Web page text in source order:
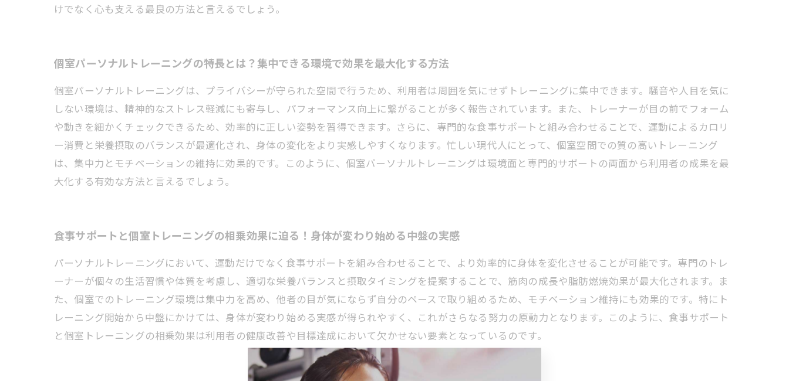
けでなく心も支える最良の方法と言えるでしょう。
個室パーソナルトレーニングの特長とは？集中できる環境で効果を最大化する方法
個室パーソナルトレーニングは、プライバシーが守られた空間で行うため、利用者は周囲を気にせずトレーニングに集中できます。騒音や人目を気に
しない環境は、精神的なストレス軽減にも寄与し、パフォーマンス向上に繋がることが多く報告されています。また、トレーナーが目の前でフォーム
や動きを細かくチェックできるため、効率的に正しい姿勢を習得できます。さらに、専門的な食事サポートと組み合わせることで、運動によるカロリ
ー消費と栄養摂取のバランスが最適化され、身体の変化をより実感しやすくなります。忙しい現代人にとって、個室空間での質の高いトレーニング
は、集中力とモチベーションの維持に効果的です。このように、個室パーソナルトレーニングは環境面と専門的サポートの両面から利用者の成果を最
大化する有効な方法と言えるでしょう。
食事サポートと個室トレーニングの相乗効果に迫る！身体が変わり始める中盤の実感
パーソナルトレーニングにおいて、運動だけでなく食事サポートを組み合わせることで、より効率的に身体を変化させることが可能です。専門のトレ
ーナーが個々の生活習慣や体質を考慮し、適切な栄養バランスと摂取タイミングを提案することで、筋肉の成長や脂肪燃焼効果が最大化されます。ま
た、個室でのトレーニング環境は集中力を高め、他者の目が気にならず自分のペースで取り組めるため、モチベーション維持にも効果的です。特にト
レーニング開始から中盤にかけては、身体が変わり始める実感が得られやすく、これがさらなる努力の原動力となります。このように、食事サポート
と個室トレーニングの相乗効果は利用者の健康改善や目標達成において欠かせない要素となっているのです。